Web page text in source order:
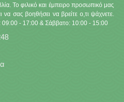
Το φιλικό και έμπειρο προσωπικό μας
να σας βοηθήσει να βρείτε ο,τι ψάχνετε.
09:00 - 17:00 & Σάββατο: 10:00 - 15:00